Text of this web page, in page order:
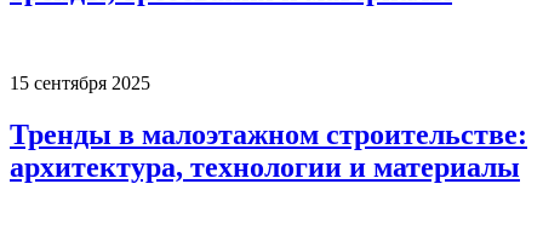
15 сентября 2025
Тренды в малоэтажном строительстве:
архитектура, технологии и материалы